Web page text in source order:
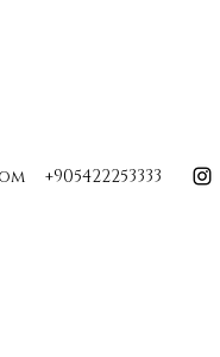
+905422253333